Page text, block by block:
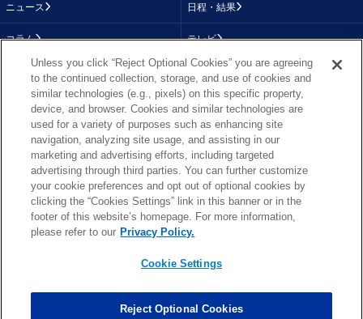
ニュース 日程・結果
コラム テレビ
画像
順位表
About NFL
More NFL 特集
TOP お問い合わせ FAQ
PHOTO BY AP Images / PHOTO BY Getty Images
Unless you click “Reject Optional Cookies” you are agreeing
to the continued collection, storage, and use of cookies and
similar technologies (e.g., pixels) on this specific property,
device, and browser. Cookies and similar technologies are
used for a variety of purposes such as enhancing site
navigation, analyzing site usage, and assisting in our
marketing and advertising efforts, including targeted
advertising through third parties. You can further customize
your cookie preferences and opt out of optional cookies by
clicking the “Cookies Settings” link in this banner or in the
footer of this website’s homepage. For more information,
please refer to our Privacy Policy.
Cookie Settings
Reject Optional Cookies